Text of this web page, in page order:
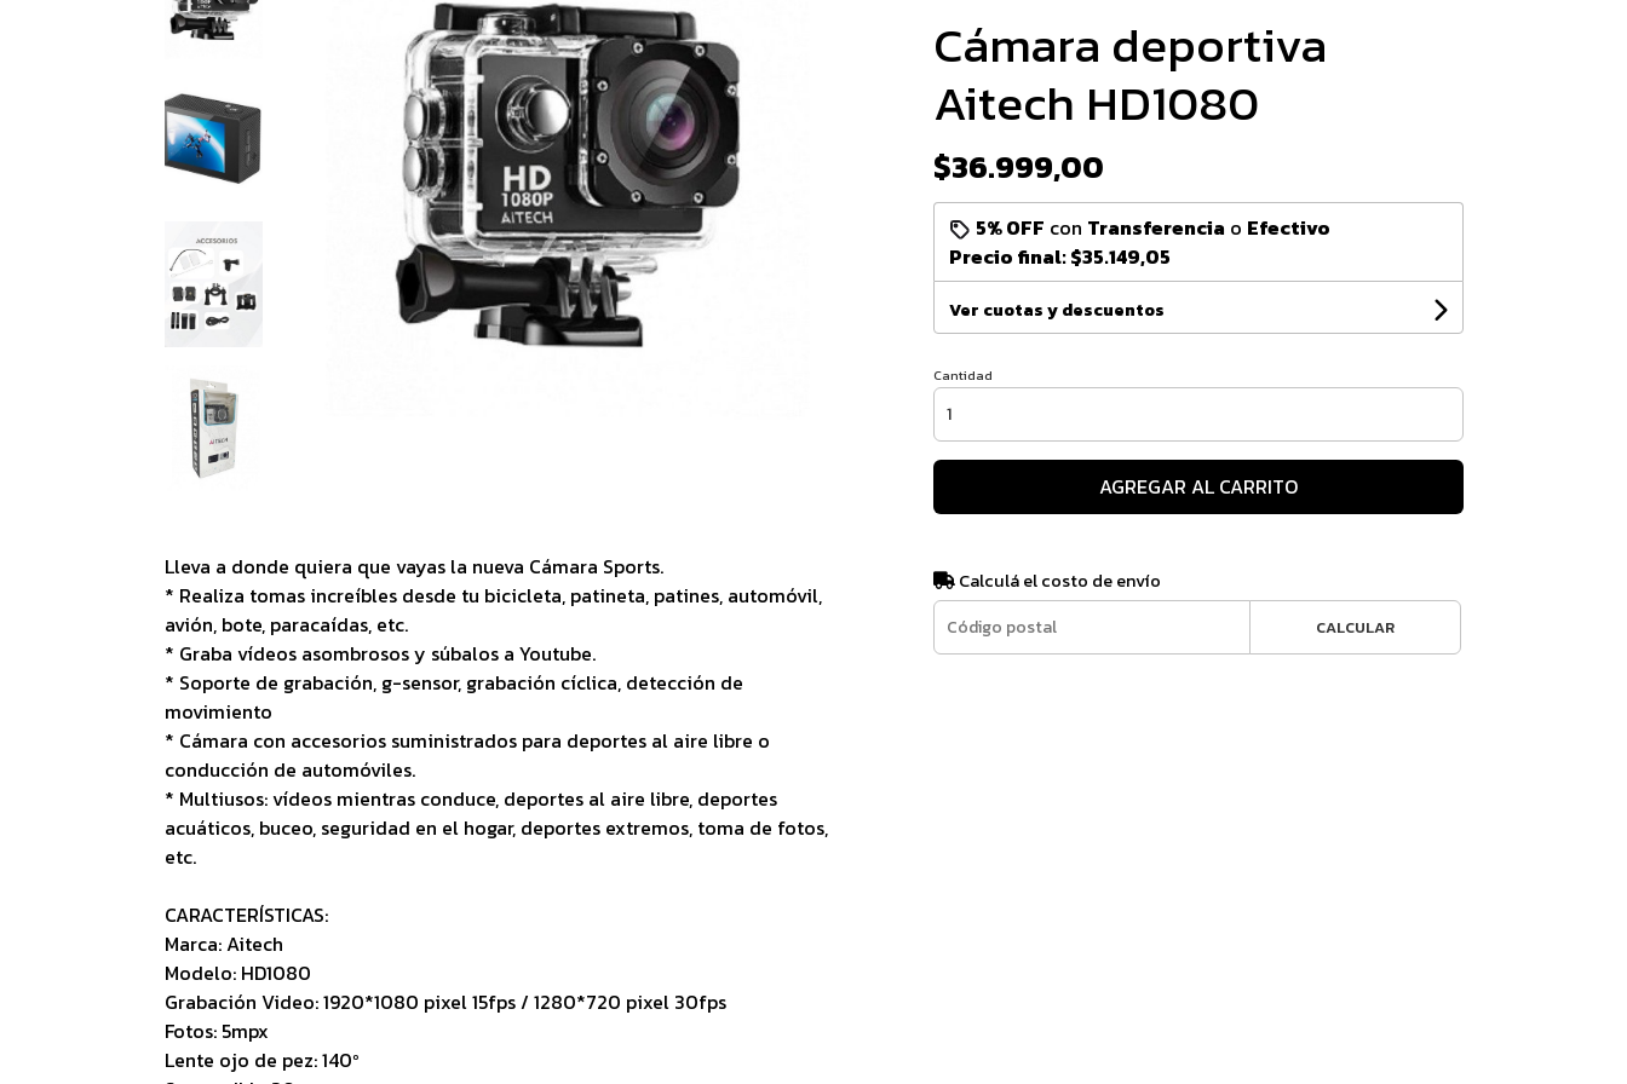
Lleva a donde quiera que vayas la nueva Cámara Sports.
* Realiza tomas increíbles desde tu bicicleta, patineta, patines, automóvil,
avión, bote, paracaídas, etc.
* Graba vídeos asombrosos y súbalos a Youtube.
* Soporte de grabación, g-sensor, grabación cíclica, detección de
movimiento
* Cámara con accesorios suministrados para deportes al aire libre o
conducción de automóviles.
* Multiusos: vídeos mientras conduce, deportes al aire libre, deportes
acuáticos, buceo, seguridad en el hogar, deportes extremos, toma de fotos,
etc.
CARACTERÍSTICAS:
Marca: Aitech
Modelo: HD1080
Grabación Video: 1920*1080 pixel 15fps / 1280*720 pixel 30fps
Fotos: 5mpx
Lente ojo de pez: 140º
Cámara deportiva
Aitech HD1080
$36.999,00
5% OFF con Transferencia o Efectivo
Precio final:$35.149,05
Ver cuotas y descuentos
Cantidad
AGREGAR AL CARRITO
Calculá el costo de envío
CALCULAR